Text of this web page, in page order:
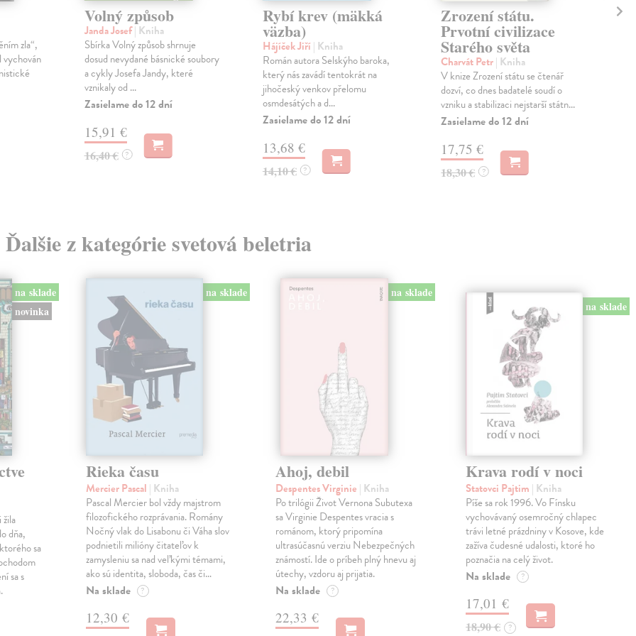
zla“,
Volný způsob
Janda Josef| Kniha
Sbírka Volný způsob shrnuje
dosud nevydané básnické soubory
a cykly Josefa Jandy, které
vznikaly od ...
Zasielame do 12 dní
15,91 €
16,40 € ?
Rybí krev (mäkká
väzba)
Hájíček Jiří | Kniha
Román autora Selskýho baroka,
který nás zavádí tentokrát na
jihočeský venkov přelomu
osmdesátých a d...
Zasielame do 12 dní
13,68 €
14,10 € ?
Zrození státu.
Prvotní civilizace
Starého světa
Charvát Petr| Kniha
V knize Zrození státu se čtenář
dozví, co dnes badatelé soudí o
vzniku a stabilizaci nejstarší státn...
Zasielame do 12 dní
17,75 €
18,30 € ?
Ďalšie z kategórie svetová beletria
na sklade
novinka
dňa,
sa
sa s
na sklade
Rieka času
Mercier Pascal | Kniha
Pascal Mercier bol vždy majstrom
filozofického rozprávania. Romány
Nočný vlak do Lisabonu či Váha slov
podnietili milióny čitateľov k
zamysleniu sa nad veľkými témami,
ako sú identita, sloboda, čas či…
Na sklade ?
12,30 €
na sklade
Ahoj, debil
Despentes Virginie | Kniha
Po trilógii Život Vernona Subutexa
sa Virginie Despentes vracia s
románom, ktorý pripomína
ultrasúčasnú verziu Nebezpečných
známostí. Ide o príbeh plný hnevu aj
útechy, vzdoru aj prijatia.
Na sklade ?
22,33 €
na sklade
Krava rodí v noci
Statovci Pajtim | Kniha
Píše sa rok 1996. Vo Fínsku
vychovávaný osemročný chlapec
trávi letné prázdniny v Kosove, kde
zažíva čudesné udalosti, ktoré ho
poznačia na celý život.
Na sklade ?
17,01 €
18,90 € ?